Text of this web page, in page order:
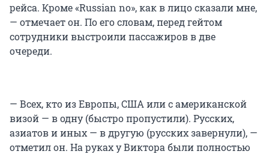
рейса. Кроме «Russian no», как в лицо сказали мне,
— отмечает он. По его словам, перед гейтом
сотрудники выстроили пассажиров в две
очереди.
— Всех, кто из Европы, США или с американской
визой — в одну (быстро пропустили). Русских,
азиатов и иных — в другую (русских завернули), —
отметил он. На руках у Виктора были полностью